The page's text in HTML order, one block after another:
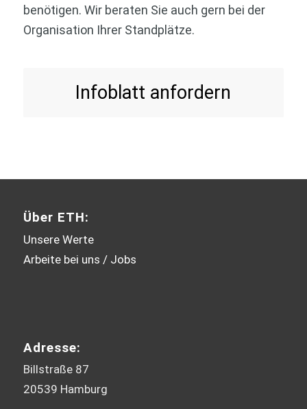
benötigen. Wir beraten Sie auch gern bei der
Organisation Ihrer Standplätze.
Infoblatt anfordern
Über ETH:
Unsere Werte
Arbeite bei uns / Jobs
Adresse:
Billstraße 87
20539 Hamburg